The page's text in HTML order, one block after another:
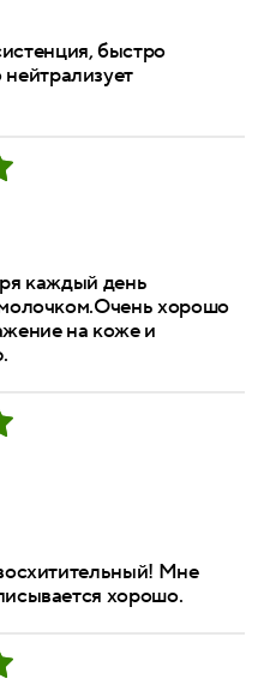
быстро
каждый день
хорошо
на коже и
Мне
хорошо.